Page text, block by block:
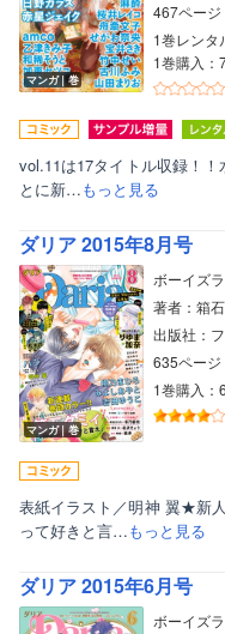
マンガ｜巻
467ページ
1巻レンタ
1巻購入：
vol.11は17タイトル収録！
とに新…もっと見る
ダリア 2015年8月号
マンガ｜巻
ボーイズ
著者：箱
出版社：
635ページ
1巻購入：
表紙イラスト／明神 翼★新
って好きと言…もっと見る
ダリア 2015年6月号
ボーイズ